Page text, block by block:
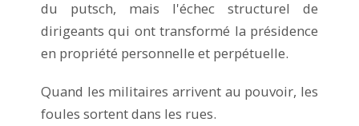
du putsch, mais l'échec structurel de
dirigeants qui ont transformé la présidence
en propriété personnelle et perpétuelle.
Quand les militaires arrivent au pouvoir, les
foules sortent dans les rues.